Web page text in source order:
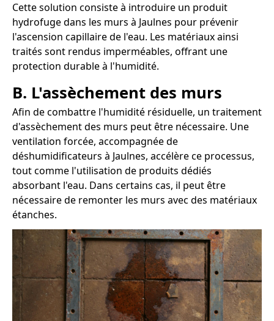
Cette solution consiste à introduire un produit
hydrofuge dans les murs à Jaulnes pour prévenir
l'ascension capillaire de l'eau. Les matériaux ainsi
traités sont rendus imperméables, offrant une
protection durable à l'humidité.
B. L'assèchement des murs
Afin de combattre l'humidité résiduelle, un traitement
d'assèchement des murs peut être nécessaire. Une
ventilation forcée, accompagnée de
déshumidificateurs à Jaulnes, accélère ce processus,
tout comme l'utilisation de produits dédiés
absorbant l'eau. Dans certains cas, il peut être
nécessaire de remonter les murs avec des matériaux
étanches.